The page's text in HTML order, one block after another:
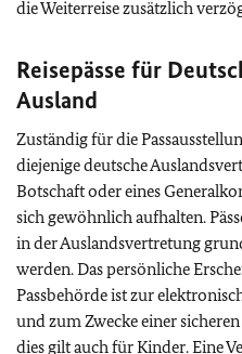
die Weiterreise zusätzlich
Reisepässe für
Ausland
Zuständig für die
diejenige deutsche
Botschaft oder eines
sich gewöhnlich aufhalten.
in der Auslandsvertretung
werden. Das persönliche
Passbehörde ist zur
und zum Zwecke einer
dies gilt auch für Kinder. Eine